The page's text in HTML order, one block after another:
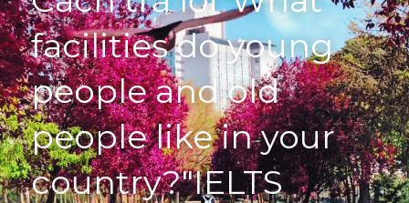
HỌC THỬ
facilities do young
people and old
people like in your
country?"IELTS